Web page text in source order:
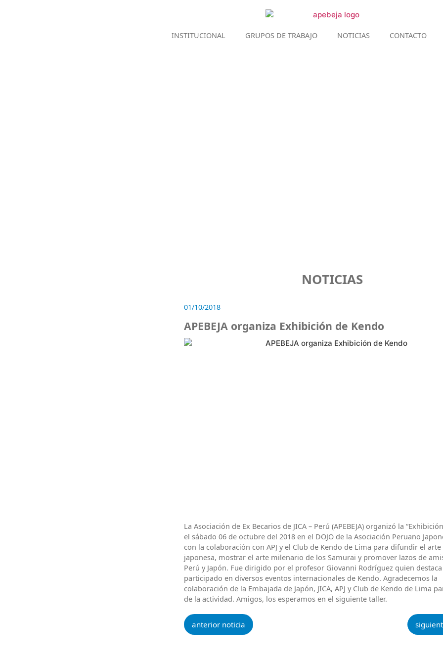
INSTITUCIONAL GRUPOS DE TRABAJO NOTICIAS CONTACTO
NOTICIAS
01/10/2018
APEBEJA organiza Exhibición de Kendo
La Asociación de Ex Becarios de JICA – Perú (APEBEJA) organizó la
el sábado 06 de octubre del 2018 en el DOJO de la Asociación Peruano
con la colaboración con APJ y el Club de Kendo de Lima para difundir el
japonesa, mostrar el arte milenario de los Samurai y promover lazos de
Perú y Japón. Fue dirigido por el profesor Giovanni Rodríguez quien
participado en diversos eventos internacionales de Kendo. Agradecemos la
colaboración de la Embajada de Japón, JICA, APJ y Club de Kendo de Lima
de la actividad. Amigos, los esperamos en el siguiente taller.
anterior noticia